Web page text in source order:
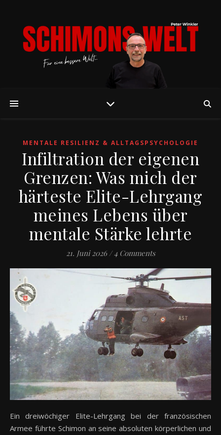
MENTALE RESILIENZ & ALLTAGSPSYCHOLOGIE
Infiltration der eigenen
Grenzen: Was mich der
härteste Elite-Lehrgang
meines Lebens über
mentale Stärke lehrte
21. Juni 2026 / 4 Comments
Ein dreiwöchiger Elite-Lehrgang bei der französischen
Armee führte Schimon an seine absoluten körperlichen und